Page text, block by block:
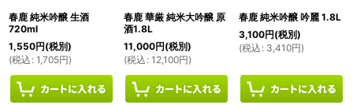
春鹿 純米吟醸 生酒
720ml
1,550円(税別)
(税込 : 1,705円)
春鹿 華厳 純米大吟醸 原
酒1.8L
11,000円(税別)
(税込 : 12,100円)
春鹿 純米吟醸 吟麗 1.8L
3,100円(税別)
(税込 : 3,410円)